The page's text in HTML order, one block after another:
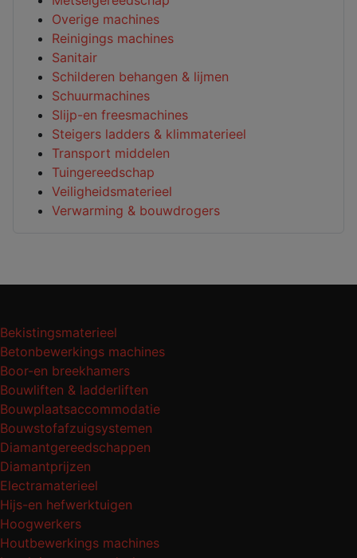
Overige machines
Reinigings machines
Sanitair
Schilderen behangen & lijmen
Schuurmachines
Slijp-en freesmachines
Steigers ladders & klimmaterieel
Transport middelen
Tuingereedschap
Veiligheidsmaterieel
Verwarming & bouwdrogers
Bekistingsmaterieel
Betonbewerkings machines
Boor-en breekhamers
Bouwliften & ladderliften
Bouwplaatsaccommodatie
Bouwstofafzuigsystemen
Diamantgereedschappen
Diamantprijzen
Electramaterieel
Hijs-en hefwerktuigen
Hoogwerkers
Houtbewerkings machines